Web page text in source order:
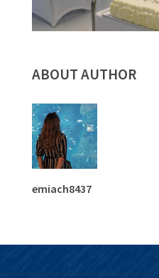
ABOUT AUTHOR
emiach8437